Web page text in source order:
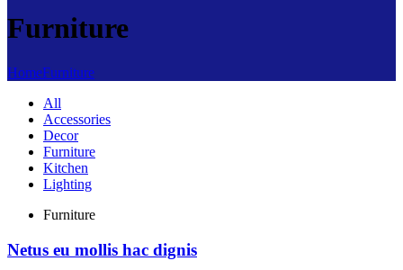
Furniture
HomeFurniture
All
Accessories
Decor
Furniture
Kitchen
Lighting
Furniture
Netus eu mollis hac dignis